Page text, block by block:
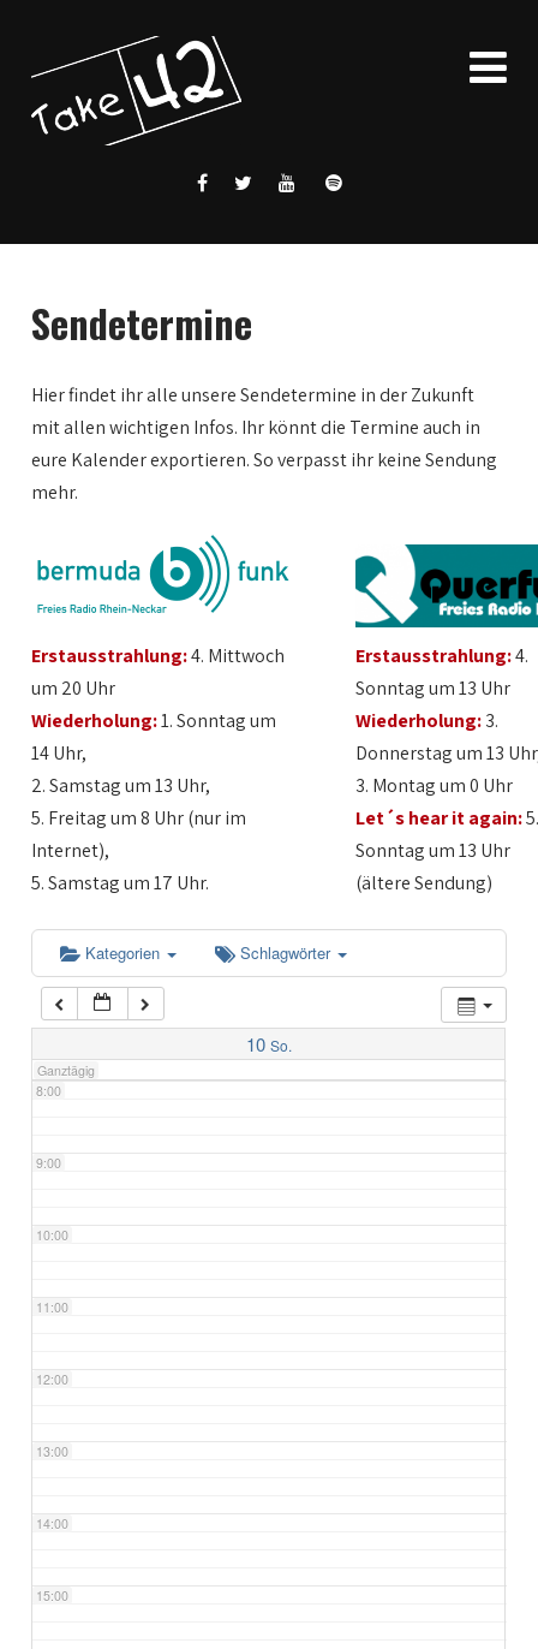
Sendetermine
Hier findet ihr alle unsere Sendetermine in der Zukunft
mit allen wichtigen Infos. Ihr könnt die Termine auch in
eure Kalender exportieren. So verpasst ihr keine Sendung
mehr.
Erstausstrahlung:4. Mittwoch
um 20 Uhr
Wiederholung:1. Sonntag um
14 Uhr,
2. Samstag um 13 Uhr,
5. Freitag um 8 Uhr (nur im
Internet),
5. Samstag um 17 Uhr.
Erstausstrahlung:4.
Sonntag um 13 Uhr
Wiederholung:3.
Donnerstag um 13
3. Montag um 0 Uhr
Let´s hear it again:
Sonntag um 13 Uhr
(ältere Sendung)
Kategorien Schlagwörter
10 So.
Ganztägig
1:00
2:00
3:00
5:00
6:00
7:00
8:00
9:00
10:00
11:00
12:00
13:00
14:00
15:00